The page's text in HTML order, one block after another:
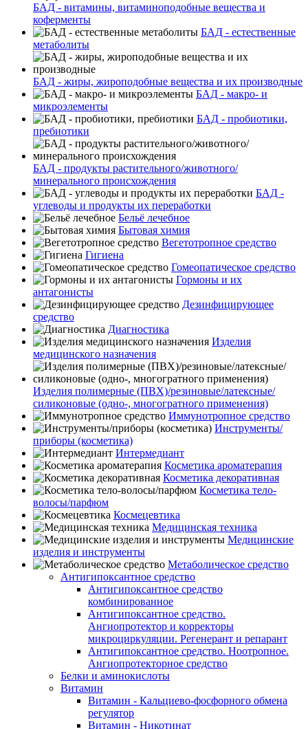
БАД - витамины, витаминоподобные вещества и
коферменты
БАД - естественные
метаболиты
БАД - жиры, жироподобные вещества и их производные
БАД - макро- и
микроэлементы
БАД - пробиотики,
пребиотики
БАД - продукты растительного/животного/
минерального происхождения
БАД -
углеводы и продукты их переработки
Бельё лечебное
Бытовая химия
Вегетотропное средство
Гигиена
Гомеопатическое средство
Гормоны и их
антагонисты
Дезинфицирующее
средство
Диагностика
Изделия
медицинского назначения
Изделия полимерные (ПВХ)/резиновые/латексные/
силиконовые (одно-, многогратного применения)
Иммунотропное средство
Инструменты/
приборы (косметика)
Интермедиант
Косметика ароматерапия
Косметика декоративная
Косметика тело-
волосы/парфюм
Космецевтика
Медицинская техника
Медицинские
изделия и инструменты
Метаболическое средство
Антигипоксантное средство
Антигипоксантное средство
комбинированное
Антигипоксантное средство.
Ангиопротектор и корректоры
микроциркуляции. Регенерант и репарант
Антигипоксантное средство. Ноотропное.
Ангиопротекторное средство
Белки и аминокислоты
Витамин
Витамин - Кальциево-фосфорного обмена
регулятор
Витамин - Никотинат